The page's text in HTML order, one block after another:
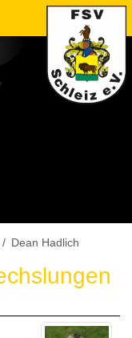
Dean Hadlich